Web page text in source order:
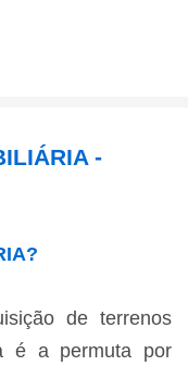
-
de terrenos
é a permuta por